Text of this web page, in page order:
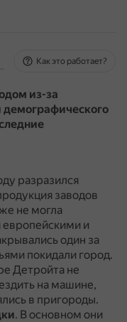
неточности
Как это работает?
из-за
демографического
разразился
заводов
не могла
и
один за
покидали город.
Детройта не
на машине,
в пригороды.
. В основном они